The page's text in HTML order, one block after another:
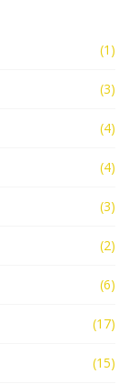
(1)
(3)
(4)
(4)
(3)
(2)
(6)
(17)
(15)